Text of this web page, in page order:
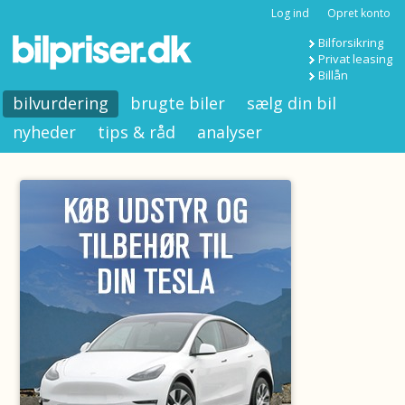
Log ind Opret konto
Bilforsikring
Privat leasing
Billån
bilvurdering brugte biler
sælg din bil
nyheder
tips & råd analyser